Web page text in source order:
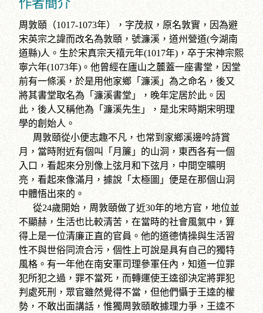
作者簡介
周敦頤（1017-1073年），字茂叔，原名敦實，因為避
宋英宗之諱而改名為敦頤，號濂溪，道州營道(今湖南
道縣)人。生於宋真宗天禧元年(1017年)，卒于宋神宗熙
寧六年(1073年)。他曾經在廬山之麓蓋一座書堂，因堂
前有一條溪，於是用他家鄉「濂溪」為之命名，後又
將其書堂取名為「濂溪書堂」，晚年定居於此。因
此，後人又稱他為「濂溪先生」，是北宋時期宋明理
學的創始人。
周敦頤從小便志趣不凡，也常到家鄉溪邊吟詩賞
月，當時附近有個叫「月簾」的山洞，東西各有一個
入口，看起來分別像上弦月和下弦月，中間空曠明
亮，看起來像滿月，據說「太極圖」便是在那個山洞
中體悟出來的。
從24歲開始，周敦頤做了近30年的地方官，地位並
不顯赫，生活也比較清苦，在當時的社會風氣中，算
得上是一位清廉正直的官員。他的道德情操與生活習
性不與世俗同流合污，個性上可說是具有自己的獨特
風格。有一年他在南安軍司理參軍任內，知道一位罪
犯所犯之過，罪不當死，而轉運使王逵卻決定將罪犯
判處死刑，眾官雖然覺得不當，但他們懾于王逵的權
勢，不敢出面講話，惟獨周敦頤敢據理力爭，王逵不